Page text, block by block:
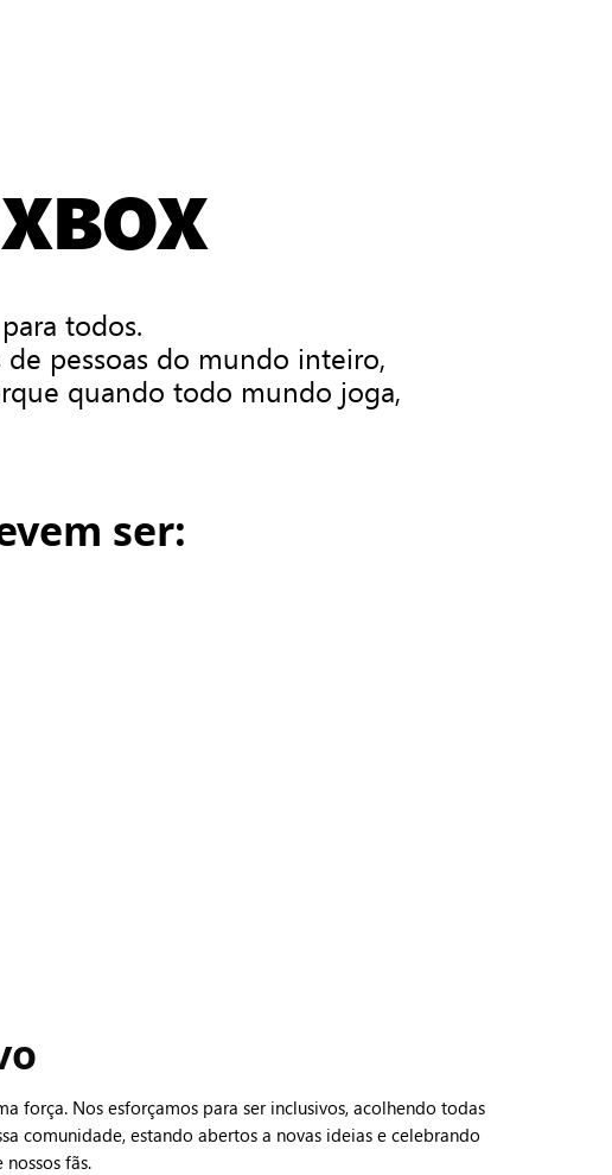
todos.
pessoas do mundo inteiro,
quando todo mundo joga,
ser:
força. Nos esforçamos para ser inclusivos, acolhendo todas
comunidade, estando abertos a novas ideias e celebrando
fãs.